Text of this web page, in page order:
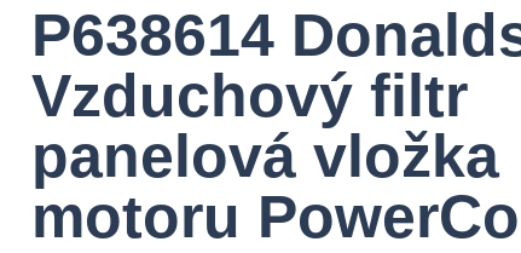
P638614
Vzduchový filtr
panelová vložka
motoru